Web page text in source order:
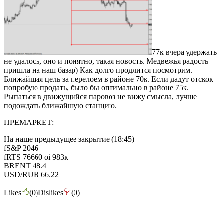
77к вчера удержать
не удалось, оно и понятно, такая новость. Медвежья радость
пришла на наш базар) Как долго продлится посмотрим.
Ближайшая цель за перелоем в районе 70к. Если дадут отскок
попробую продать, было бы оптимально в районе 75к.
Рыпаться в движущийся паровоз не вижу смысла, лучше
подождать ближайшую станцию.
ПРЕМАРКЕТ:
На наше предыдущее закрытие (18:45)
fS&P 2046
fRTS 76660 oi 983к
BRENT 48.4
USD/RUB 66.22
Likes (0)Dislikes (0)